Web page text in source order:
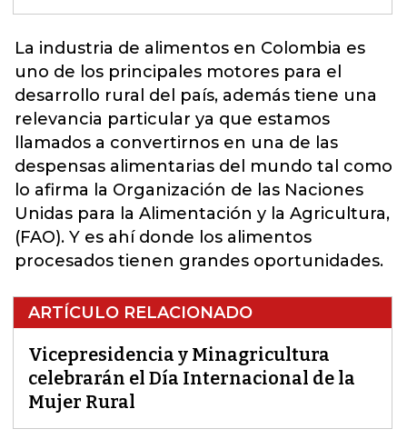
La industria de alimentos en Colombia es
uno de los principales motores para el
desarrollo rural del país, además tiene una
relevancia particular ya que estamos
llamados a convertirnos en una de las
despensas alimentarias del mundo tal como
lo afirma la Organización de las Naciones
Unidas para la Alimentación y la Agricultura,
(FAO). Y es ahí donde los alimentos
procesados tienen grandes oportunidades.
ARTÍCULO RELACIONADO
Vicepresidencia y Minagricultura
celebrarán el Día Internacional de la
Mujer Rural